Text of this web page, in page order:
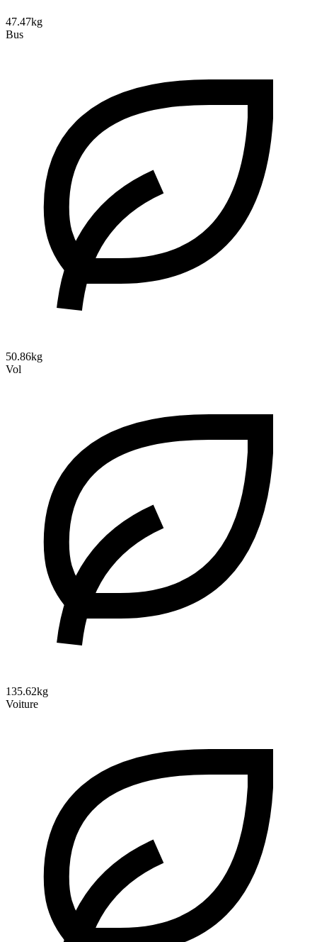
47.47kg
Bus
50.86kg
Vol
135.62kg
Voiture